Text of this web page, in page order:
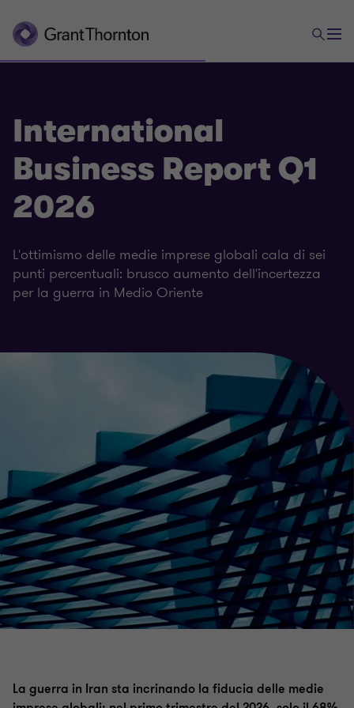
International
Business Report Q1
2026
L'ottimismo delle medie imprese globali cala di sei
punti percentuali: brusco aumento dell'incertezza
per la guerra in Medio Oriente
La guerra in Iran sta incrinando la fiducia delle medie